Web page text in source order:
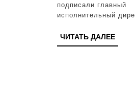
подписали главный
исполнительный
ЧИТАТЬ ДАЛЕЕ
ДАЛЕЕ